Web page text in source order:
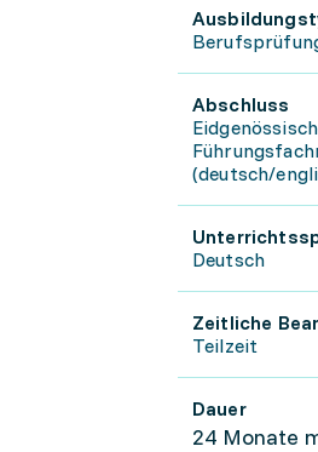
Abschluss
(deutsch/
Deutsch
Zeitliche
Teilzeit
Dauer
24 Monate